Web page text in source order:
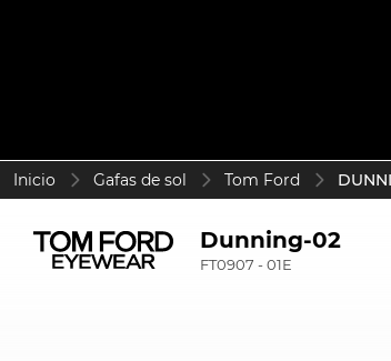
Inicio Gafas de sol Tom Ford
Dunning-02
FT0907 - 01E